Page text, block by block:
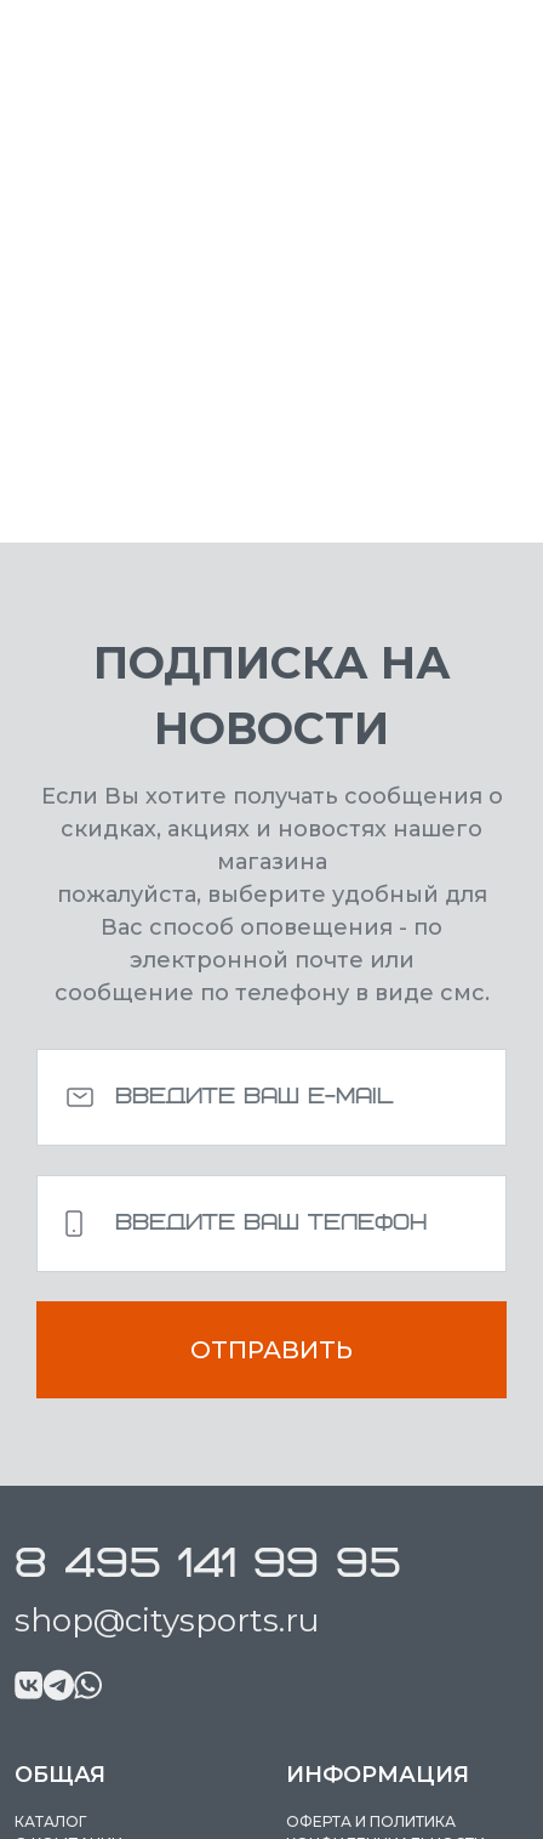
ПОДПИСКА НА
НОВОСТИ
Если Вы хотите получать сообщения о
скидках, акциях и новостях нашего
магазина
пожалуйста, выберите удобный для
Вас способ оповещения - по
электронной почте или
сообщение по телефону в виде смс.
ОТПРАВИТЬ
8 495 141 99 95
shop@citysports.ru
ОБЩАЯ
КАТАЛОГ
ИНФОРМАЦИЯ
ОФЕРТА И ПОЛИТИКА